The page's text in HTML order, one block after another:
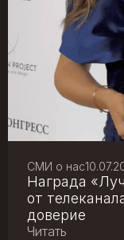
СМИ о нас
Награда
от
доверие
Читать